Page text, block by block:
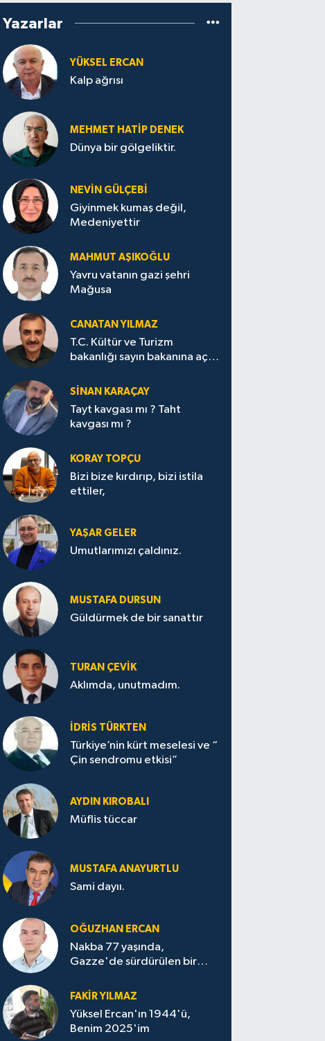
Yazarlar
YÜKSEL ERCAN
Kalp ağrısı
MEHMET HATİP DENEK
Dünya bir gölgeliktir.
NEVİN GÜLÇEBİ
Giyinmek kumaş değil,
Medeniyettir
MAHMUT AŞIKOĞLU
Yavru vatanın gazi şehri
Mağusa
CANATAN YILMAZ
T.C. Kültür ve Turizm
bakanlığı sayın bakanına açık
SİNAN KARAÇAY
Tayt kavgası mı ? Taht
kavgası mı ?
KORAY TOPÇU
Bizi bize kırdırıp, bizi istila
ettiler,
YAŞAR GELER
Umutlarımızı çaldınız.
MUSTAFA DURSUN
Güldürmek de bir sanattır
TURAN ÇEVİK
Aklımda, unutmadım.
İDRİS TÜRKTEN
Türkiye’nin kürt meselesi ve “
Çin sendromu etkisi”
AYDIN KIROBALI
Müflis tüccar
MUSTAFA ANAYURTLU
Sami dayıı.
OĞUZHAN ERCAN
Nakba 77 yaşında,
Gazze'de sürdürülen bir
FAKİR YILMAZ
Yüksel Ercan'ın 1944'ü,
Benim 2025'im